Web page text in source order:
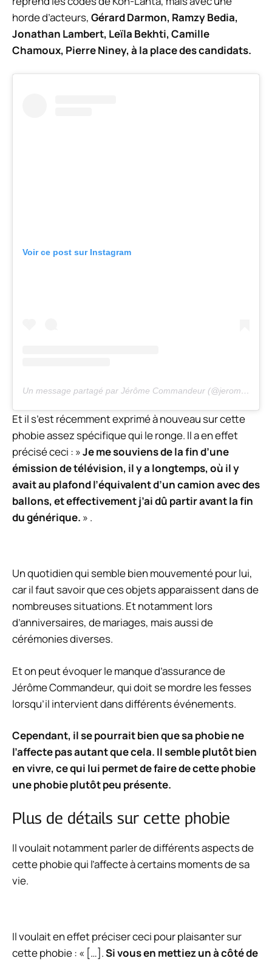
horde d’acteurs, Gérard Darmon, Ramzy Bedia,
Jonathan Lambert, Leïla Bekhti, Camille
Chamoux, Pierre Niney, à la place des candidats.
Voir ce post sur Instagram
Un message partagé par Jérôme Commandeur (@jeromecommandeur)
Et il s’est récemment exprimé à nouveau sur cette
phobie assez spécifique qui le ronge. Il a en effet
précisé ceci : »Je me souviens de la fin d’une
émission de télévision, il y a longtemps, où il y
avait au plafond l’équivalent d’un camion avec des
ballons, et effectivement j’ai dû partir avant la fin
du générique. » .
Un quotidien qui semble bien mouvementé pour lui,
car il faut savoir que ces objets apparaissent dans de
nombreuses situations. Et notamment lors
d’anniversaires, de mariages, mais aussi de
cérémonies diverses.
Et on peut évoquer le manque d’assurance de
Jérôme Commandeur, qui doit se mordre les fesses
lorsqu’il intervient dans différents événements.
Cependant, il se pourrait bien que sa phobie ne
l’affecte pas autant que cela. Il semble plutôt bien
en vivre, ce qui lui permet de faire de cette phobie
une phobie plutôt peu présente.
Plus de détails sur cette phobie
Il voulait notamment parler de différents aspects de
cette phobie qui l’affecte à certains moments de sa
vie.
Il voulait en effet préciser ceci pour plaisanter sur
cette phobie : « […].Si vous en mettiez un à côté de